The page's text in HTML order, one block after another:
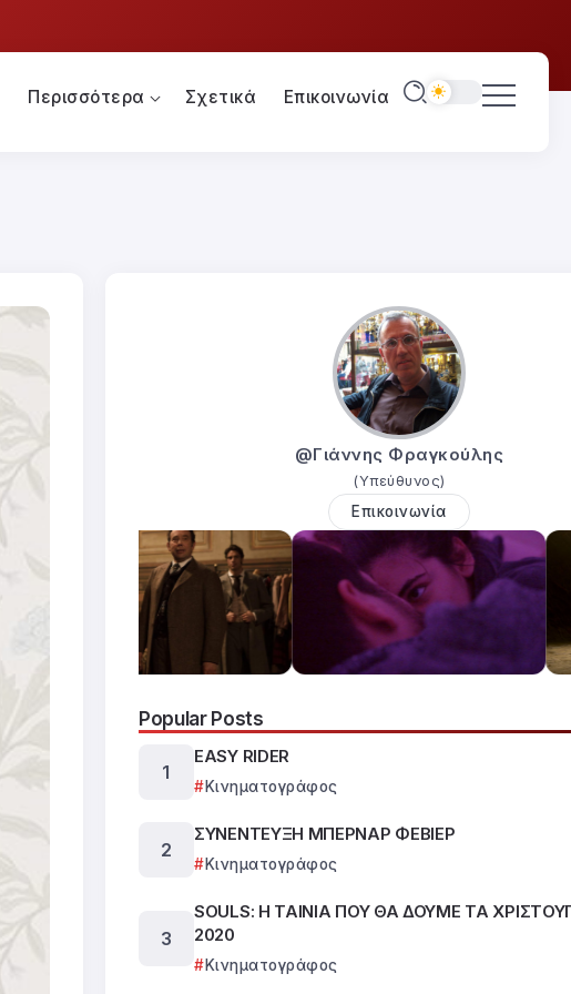
Περισσότερα Σχετικά Επικοινωνία
@Γιάννης Φραγκούλης
(Υπεύθυνος)
Επικοινωνία
Popular Posts
EASY RIDER
Κινηματογράφος
ΣΥΝΕΝΤΕΥΞΗ ΜΠΕΡΝΑΡ ΦΕΒΙΕΡ
Κινηματογράφος
SOULS: Η ΤΑΙΝΙΑ ΠΟΥ ΘΑ ΔΟΥΜΕ ΤΑ
2020
Κινηματογράφος